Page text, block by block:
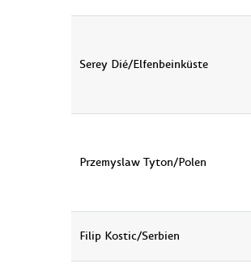
Serey Dié/Elfenbeinküste
Przemyslaw Tyton/Polen
Filip Kostic/Serbien